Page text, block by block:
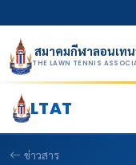
สมาคมกีฬาลอนเท
THE LAWN TENNIS
LTAT
ข่าวสาร